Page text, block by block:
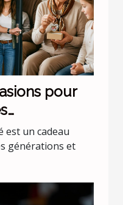
pour
est un cadeau
générations et